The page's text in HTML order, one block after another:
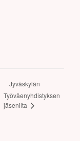
Jyväskylän
Työväenyhdistyksen
jäsenilta